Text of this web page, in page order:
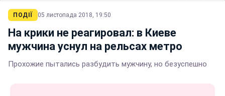
ПОДІЇ 05 листопада 2018, 19:50
На крики не реагировал: в Киеве
мужчина уснул на рельсах метро
Прохожие пытались разбудить мужчину, но безуспешно